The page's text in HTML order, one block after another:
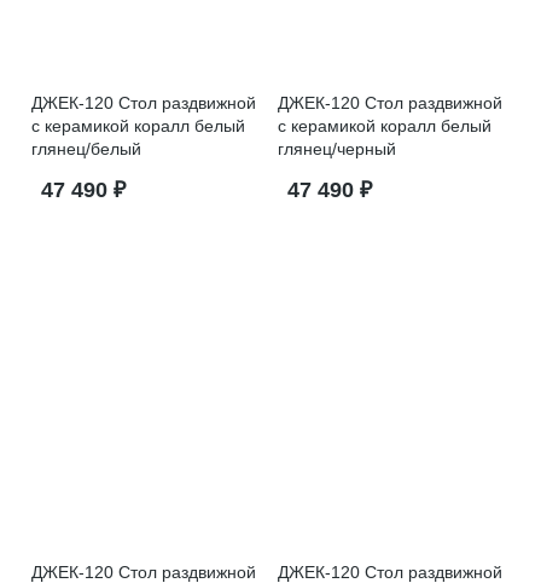
ДЖЕК-120 Стол раздвижной
с керамикой коралл белый
глянец/белый
47 490 ₽
ДЖЕК-120 Стол раздвижной
с керамикой коралл белый
глянец/черный
47 490 ₽
ДЖЕК-120 Стол раздвижной
ДЖЕК-120 Стол раздвижной